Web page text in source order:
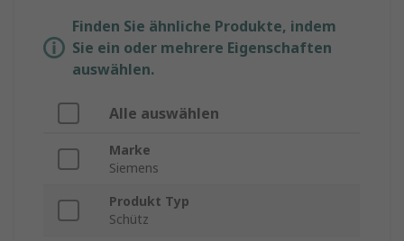
Finden Sie ähnliche Produkte, indem
Sie ein oder mehrere Eigenschaften
auswählen.
Alle auswählen
Marke
Siemens
Produkt Typ
Schütz